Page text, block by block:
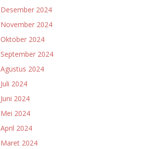
Desember 2024
November 2024
Oktober 2024
September 2024
Agustus 2024
Juli 2024
Juni 2024
Mei 2024
April 2024
Maret 2024